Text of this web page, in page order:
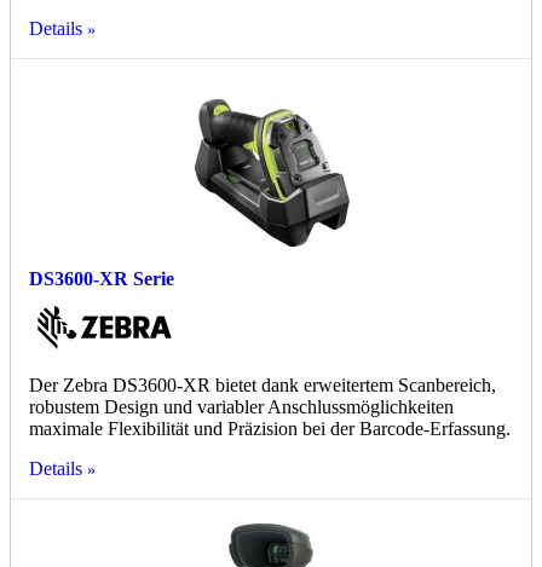
Details
DS3600-XR Serie
Der Zebra DS3600-XR bietet dank erweitertem Scanbereich,
robustem Design und variabler Anschlussmöglichkeiten
maximale Flexibilität und Präzision bei der Barcode-Erfassung.
Details